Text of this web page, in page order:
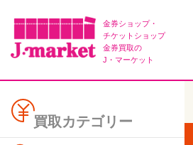
金券ショップ・
チケットショップ
金券買取の
J・マーケット
買取カテゴリー